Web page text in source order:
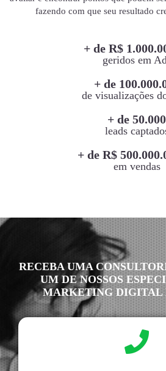
fazendo com que seu resultado
+ de R$
geridos em
+ de
de visualizações
+ de 50.000
leads
+ de R$
em vendas
RECEBA UMA
UM DE NOSSOS
MARKETING DIGITAL